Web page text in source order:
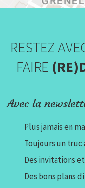
RESTEZ
FAIRE
Avec la
Plus jamais en
Toujours un truc
Des invitations
Des bons plans